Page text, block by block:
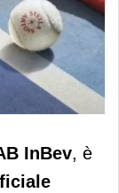
InBev, è